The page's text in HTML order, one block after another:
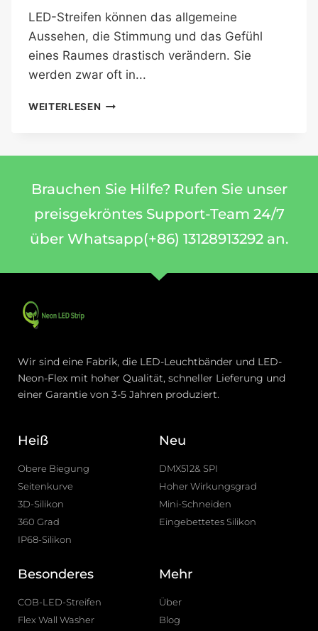
LED-Streifen können das allgemeine
Aussehen, die Stimmung und das Gefühl
eines Raumes drastisch verändern. Sie
werden zwar oft in...
WEITERLESEN
Brauchen Sie Hilfe? Rufen Sie unser
preisgekröntes Support-Team 24/7
über Whatsapp(+86) 13128913292 an.
Wir sind eine Fabrik, die LED-Leuchtbänder und LED-
Neon-Flex mit hoher Qualität, schneller Lieferung und
einer Garantie von 3-5 Jahren produziert.
Heiß
Obere Biegung
Seitenkurve
3D-Silikon
360 Grad
IP68-Silikon
Neu
DMX512& SPI
Hoher Wirkungsgrad
Mini-Schneiden
Eingebettetes Silikon
Besonderes
COB-LED-Streifen
Flex Wall Washer
Mehr
Über
Blog